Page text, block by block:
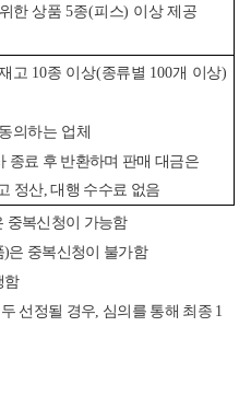
한 상품5종(피스) 이상 제공
고 10종 이상(종류별 100개 이상)
의하는 업체
종료 후 반환하며 판매 대금은
정산,대행 수수료 없음
중복신청이 가능함
)은 중복신청이 불가함
함
선정될 경우 심의를 통해 최종 1